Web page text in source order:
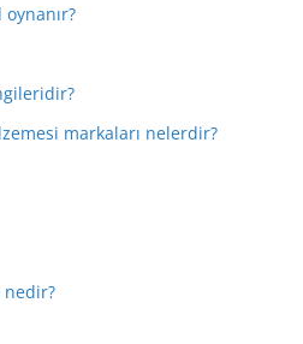
markaları nelerdir?
nedir?